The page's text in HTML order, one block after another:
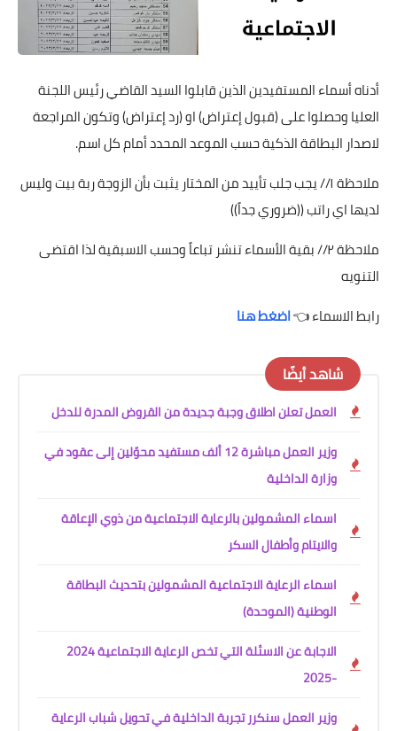
أدناه أسماء المستفيدين الذين قابلوا السيد القاضي رئيس اللجنة
العليا وحصلوا على (قبول إعتراض) او (رد إعتراض) وتكون المراجعة
لاصدار البطاقة الذكية حسب الموعد المحدد أمام كل اسم.
ملاحظة ١ // يجب جلب تأييد من المختار يثبت بأن الزوجة ربة بيت وليس
لديها اي راتب ((ضروري جداً))
ملاحظة ٢ // بقية الأسماء تنشر تباعاً وحسب الاسبقية لذا اقتضى
التنويه
رابط الاسماء 👈اضغط هنا
شاهد أيضًا
العمل تعلن اطلاق وجبة جديدة من القروض المدرة للدخل
وزير العمل مباشرة 12 ألف مستفيد محوّلين إلى عقود في
وزارة الداخلية
اسماء المشمولين بالرعاية الاجتماعية من ذوي الإعاقة
والايتام وأطفال السكر
اسماء الرعاية الاجتماعية المشمولين بتحديث البطاقة
الوطنية (الموحدة)
الاجابة عن الاسئلة التي تخص الرعاية الاجتماعية 2024
-2025
وزير العمل سنكرر تجربة الداخلية في تحويل شباب الرعاية